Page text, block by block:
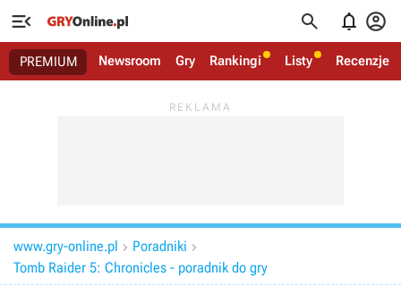
   
PREMIUM Newsroom Gry Rankingi Listy Recenzje
www.gry-online.pl  Poradniki 
Tomb Raider 5: Chronicles - poradnik do gry